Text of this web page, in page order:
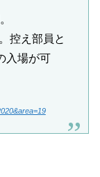
控え部員と
入場が可